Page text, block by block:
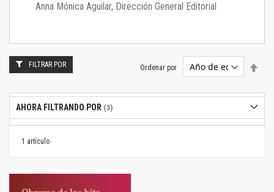
Anna Mónica Aguilar, Dirección General Editorial
1 artículo
Ordenar por
FILTRAR POR
AHORA FILTRANDO POR